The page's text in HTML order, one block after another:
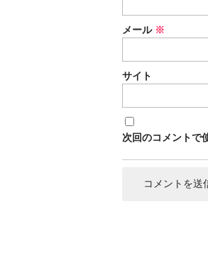
メール ※
サイト
次回のコメントで